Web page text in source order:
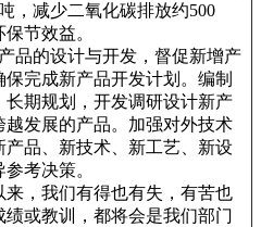
，减少二氧化碳排放约500
节效益。
品的设计与开发，督促新增产
完成新产品开发计划。编制
长期规划，开发调研设计新产
越发展的产品。加强对外技术
产品、新技术、新工艺、新设
考决策。
，我们有得也有失，有苦也
或教训，都将会是我们部门